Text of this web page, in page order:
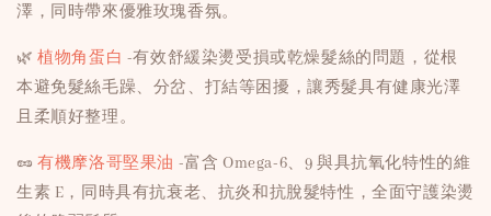
澤，同時帶來優雅玫瑰香氛。
🌿 植物角蛋白 -有效舒緩染燙受損或乾燥髮絲的問題，從根
本避免髮絲毛躁、分岔、打結等困擾，讓秀髮具有健康光澤
且柔順好整理。
🥜有機摩洛哥堅果油 -富含 Omega-6、9 與具抗氧化特性的維
生素 E，同時具有抗衰老、抗炎和抗脫髮特性，全面守護染燙